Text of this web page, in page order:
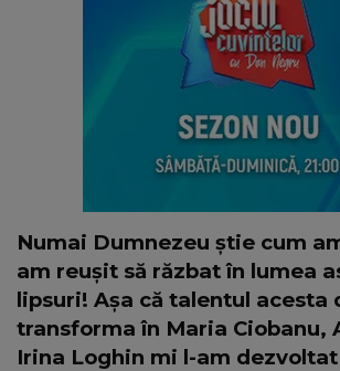
Numai Dumnezeu știe cum
am reușit să răzbat în lumea
lipsuri! Aşa că talentul acesta
transforma în Maria Ciobanu,
Irina Loghin mi l-am